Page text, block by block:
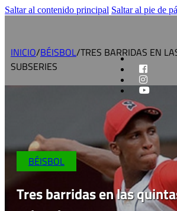
Saltar al contenido principal Saltar al pie de
INICIO/BÉISBOL/TRES BARRIDAS EN
SUBSERIES
BÉISBOL
Tres barridas en las